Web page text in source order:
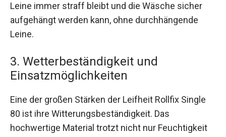
Leine immer straff bleibt und die Wäsche sicher
aufgehängt werden kann, ohne durchhängende
Leine.
3. Wetterbeständigkeit und
Einsatzmöglichkeiten
Eine der großen Stärken der Leifheit Rollfix Single
80 ist ihre Witterungsbeständigkeit. Das
hochwertige Material trotzt nicht nur Feuchtigkeit